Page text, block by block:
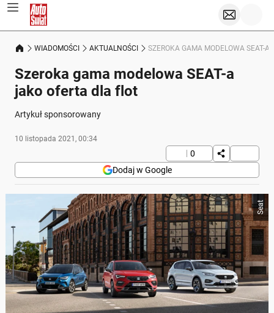
WIADOMOŚCI AKTUALNOŚCI SZEROKA GAMA MODELOWA SEAT-A
Szeroka gama modelowa SEAT-a
jako oferta dla flot
Artykuł sponsorowany
10 listopada 2021, 00:34
0
Dodaj w Google
Seat